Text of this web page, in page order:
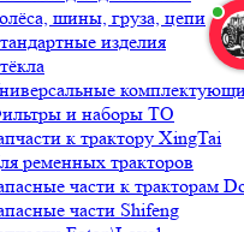
шины, груза, цепи
изделия
и наборы ТО
к трактору XingTai
ременных тракторов
части к тракторам
части Shifeng